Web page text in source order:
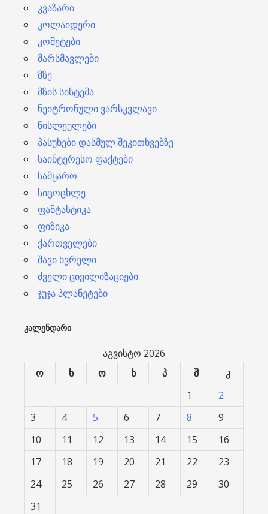
კვაზარი
კოლაიდერი
კომეტები
მარსმავლები
მზე
მზის სისტემა
ნეიტრონული ვარსკვლავი
ნისლეულები
პასუხები დასმულ შეკითხვებზე
საინტერესო ფაქტები
სამყარო
სიცოცხლე
ფანტასტიკა
ფიზიკა
ქართველები
შავი ხვრელი
ძველი ცივილიზაციები
ჯუჯა პლანეტები
ᲙᲐᲚᲔᲜᲓᲐᲠᲘ
აგვისტო 2026
ო
ხ ო ხ პ შ
კ
1
2
3
4 5 6 7 8
9
10
11 12 13 14 15
16
17
18 19 20 21 22
23
24
25 26 27 28 29
30
31